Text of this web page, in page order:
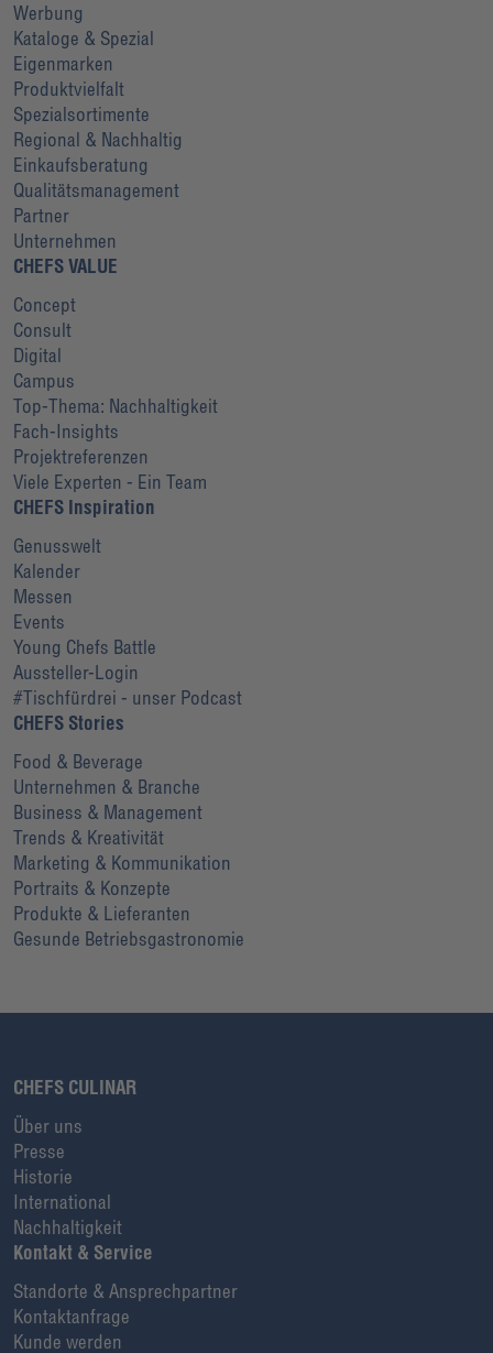
Werbung
Kataloge & Spezial
Eigenmarken
Produktvielfalt
Spezialsortimente
Regional & Nachhaltig
Einkaufsberatung
Qualitätsmanagement
Partner
Unternehmen
CHEFS VALUE
Concept
Consult
Digital
Campus
Top-Thema: Nachhaltigkeit
Fach-Insights
Projektreferenzen
Viele Experten - Ein Team
CHEFS Inspiration
Genusswelt
Kalender
Messen
Events
Young Chefs Battle
Aussteller-Login
#Tischfürdrei - unser Podcast
CHEFS Stories
Food & Beverage
Unternehmen & Branche
Business & Management
Trends & Kreativität
Marketing & Kommunikation
Portraits & Konzepte
Produkte & Lieferanten
Gesunde Betriebsgastronomie
CHEFS CULINAR
Über uns
Presse
Historie
International
Nachhaltigkeit
Kontakt & Service
Standorte & Ansprechpartner
Kontaktanfrage
Kunde werden